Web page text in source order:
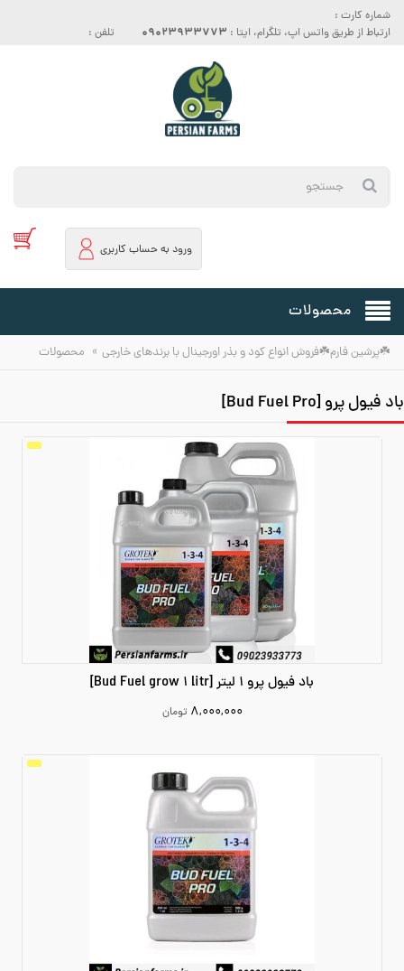
شماره کارت :
ارتباط از طریق واتس اپ، تلگرام، ایتا : 09023933773 تلفن :
ورود به حساب کاربری
محصولات
☘️پرشین فارم☘️فروش انواع کود و بذر اورجینال با برندهای خارجی » محصولات
باد فیول پرو [Bud Fuel Pro]
باد فیول پرو 1 لیتر [Bud Fuel grow 1 litr]
۸,۰۰۰,۰۰۰ تومان